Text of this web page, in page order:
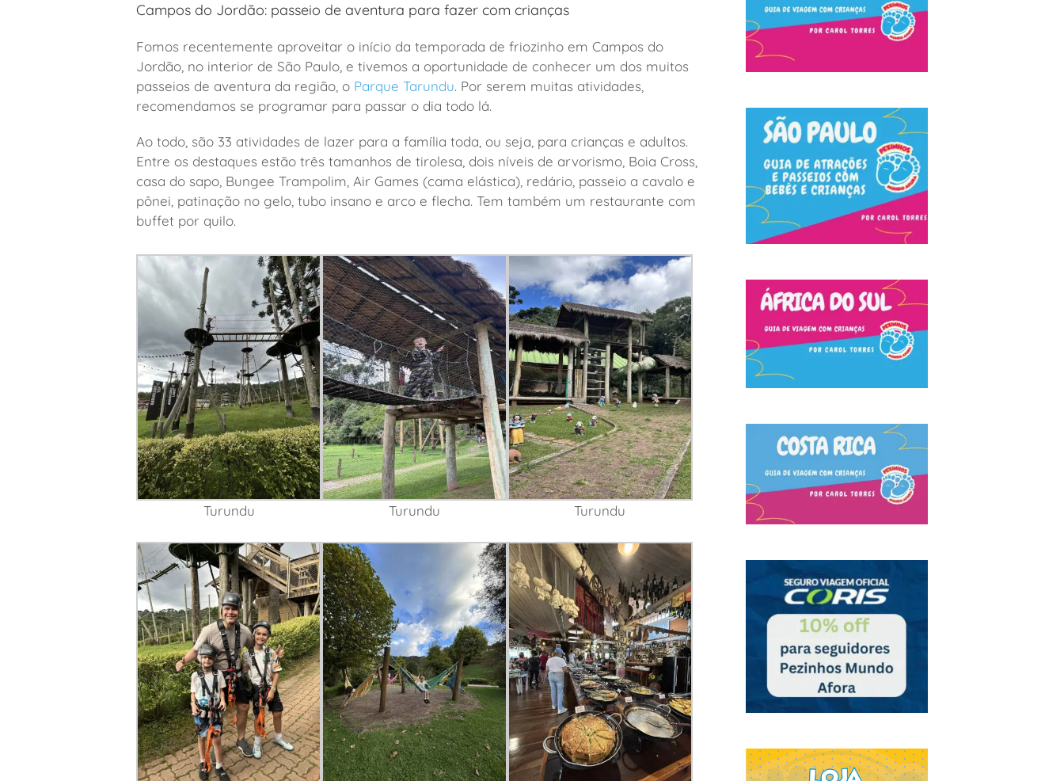
Campos do Jordão: passeio de aventura para fazer com crianças
Fomos recentemente aproveitar o início da temporada de friozinho em Campos do
Jordão, no interior de São Paulo, e tivemos a oportunidade de conhecer um dos muitos
passeios de aventura da região, o Parque Tarundu. Por serem muitas atividades,
recomendamos se programar para passar o dia todo lá.
Ao todo, são 33 atividades de lazer para a família toda, ou seja, para crianças e adultos.
Entre os destaques estão três tamanhos de tirolesa, dois níveis de arvorismo, Boia Cross,
casa do sapo, Bungee Trampolim, Air Games (cama elástica), redário, passeio a cavalo e
pônei, patinação no gelo, tubo insano e arco e flecha. Tem também um restaurante com
buffet por quilo.
Turundu Turundu Turundu